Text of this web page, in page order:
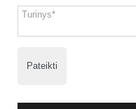
Pateikti